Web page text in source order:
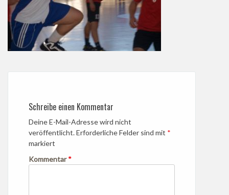
Schreibe einen Kommentar
Deine E-Mail-Adresse wird nicht
veröffentlicht.Erforderliche Felder sind mit *
markiert
Kommentar*